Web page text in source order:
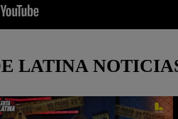
LATINA